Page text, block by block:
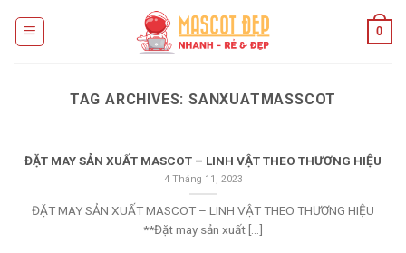
0
TAG ARCHIVES: SANXUATMASSCOT
ĐẶT MAY SẢN XUẤT MASCOT – LINH VẬT THEO THƯƠNG HIỆU
4 Tháng 11, 2023
ĐẶT MAY SẢN XUẤT MASCOT – LINH VẬT THEO THƯƠNG HIỆU
**Đặt may sản xuất [...]